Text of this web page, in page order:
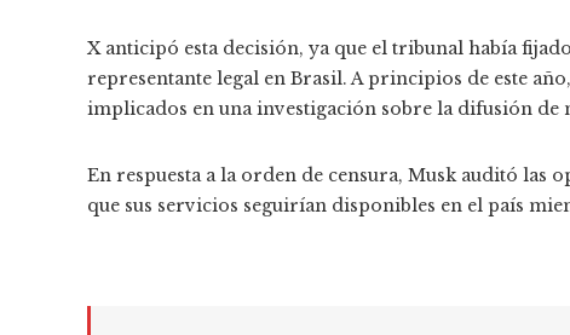
X anticipó esta decisión, ya que el tribunal había
representante legal en Brasil. A principios de este
implicados en una investigación sobre la difusión de
En respuesta a la orden de censura, Musk auditó las
que sus servicios seguirían disponibles en el país